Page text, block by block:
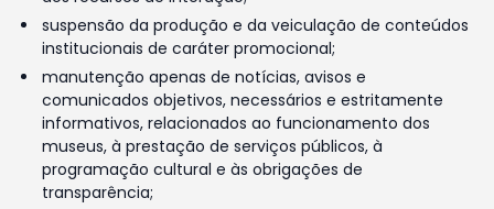
suspensão da produção e da veiculação de conteúdos
institucionais de caráter promocional;
manutenção apenas de notícias, avisos e
comunicados objetivos, necessários e estritamente
informativos, relacionados ao funcionamento dos
museus, à prestação de serviços públicos, à
programação cultural e às obrigações de
transparência;